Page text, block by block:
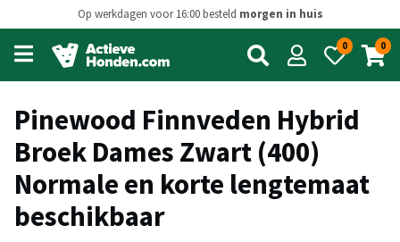
Op werkdagen voor 16:00 besteld morgen in huis
Open
main
menu
0 0
Pinewood Finnveden Hybrid
Broek Dames Zwart (400)
Normale en korte lengtemaat
beschikbaar